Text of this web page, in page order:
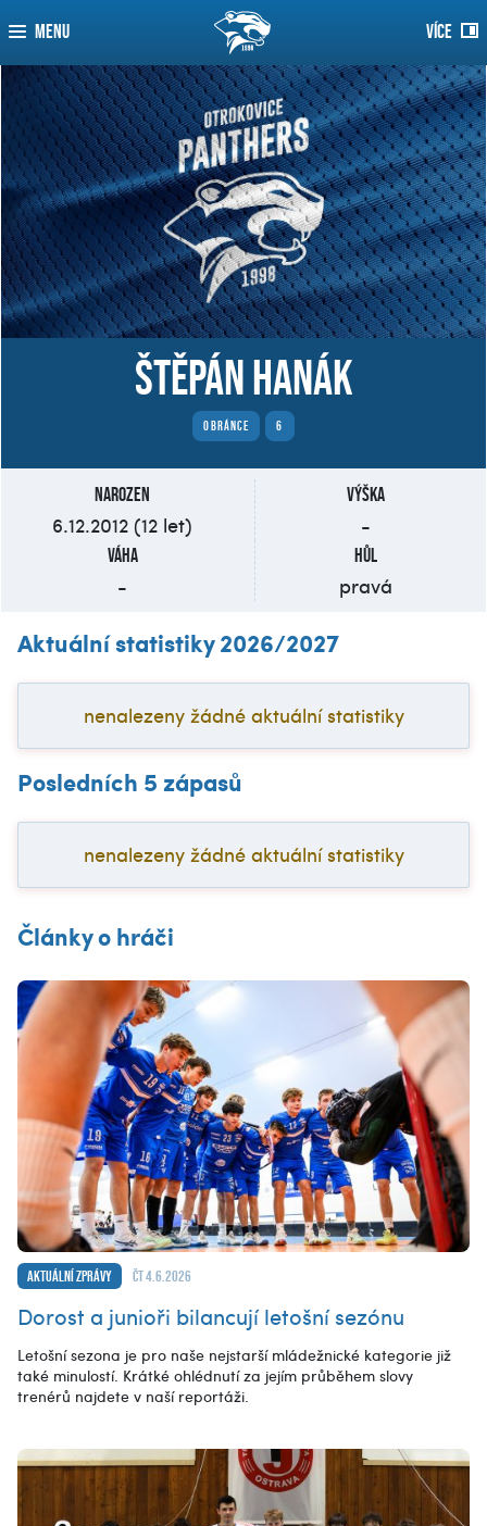
MENU VÍCE
Štěpán Hanák
OBRÁNCE 6
Narozen
6.12.2012 (12 let)
Výška
-
Váha
-
Hůl
pravá
Aktuální statistiky 2026/2027
nenalezeny žádné aktuální statistiky
Posledních 5 zápasů
nenalezeny žádné aktuální statistiky
Články o hráči
Aktuální zprávy čt 4.6.2026
Dorost a junioři bilancují letošní sezónu
Letošní sezona je pro naše nejstarší mládežnické kategorie již
také minulostí. Krátké ohlédnutí za jejím průběhem slovy
trenérů najdete v naší reportáži.